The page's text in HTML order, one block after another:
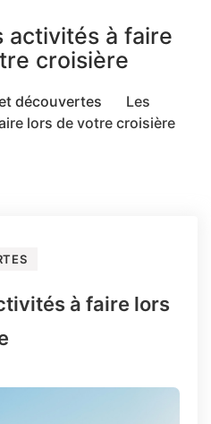
activités à faire
croisière
découvertes
Les
lors de votre croisière
à faire lors